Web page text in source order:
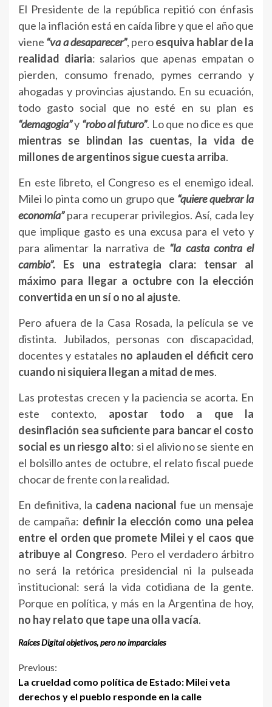
El Presidente de la república repitió con énfasis
que la inflación está en caída libre y que el año que
viene “va a desaparecer”, peroesquiva hablar de la
realidad diaria: salarios que apenas empatan o
pierden, consumo frenado, pymes cerrando y
ahogadas y provincias ajustando. En su ecuación,
todo gasto social que no esté en su plan es
“demagogia”y “robo al futuro”. Lo que no dice es que
mientras se blindan las cuentas, la vida de
millones de argentinos sigue cuesta arriba.
En este libreto, el Congreso es el enemigo ideal.
Milei lo pinta como un grupo que “quiere quebrar la
economía”para recuperar privilegios. Así, cada ley
que implique gasto es una excusa para el veto y
para alimentar la narrativa de “la casta contra el
cambio”.
Es una estrategia clara: tensar al
máximo para llegar a octubre con la elección
convertida en un sí o no al ajuste.
Pero afuera de la Casa Rosada, la película se ve
distinta. Jubilados, personas con discapacidad,
docentes y estatales no aplauden el déficit cero
cuando ni siquiera llegan a mitad de mes.
Las protestas crecen y la paciencia se acorta. En
este contexto, apostar todo a que la
desinflación sea suficiente para bancar el costo
social es un riesgo alto: si el alivio no se siente en
el bolsillo antes de octubre, el relato fiscal puede
chocar de frente con la realidad.
En definitiva, la cadena nacional fue un mensaje
de campaña: definir la elección como una pelea
entre el orden que promete Milei y el caos que
atribuye al Congreso. Pero el verdadero árbitro
no será la retórica presidencial ni la pulseada
institucional: será la vida cotidiana de la gente.
Porque en política, y más en la Argentina de hoy,
no hay relato que tape una olla vacía.
Raíces Digital objetivos, pero no imparciales
Continue
Reading
Previous:
La crueldad como política de Estado: Milei veta
derechos y el pueblo responde en la calle